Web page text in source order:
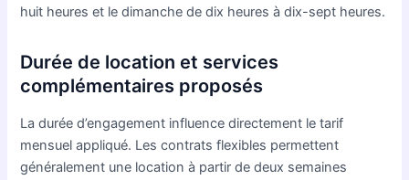
huit heures et le dimanche de dix heures à dix-sept heures.
Durée de location et services
complémentaires proposés
La durée d’engagement influence directement le tarif
mensuel appliqué. Les contrats flexibles permettent
généralement une location à partir de deux semaines